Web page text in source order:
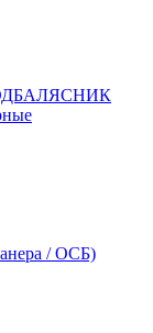
/ ОСБ)